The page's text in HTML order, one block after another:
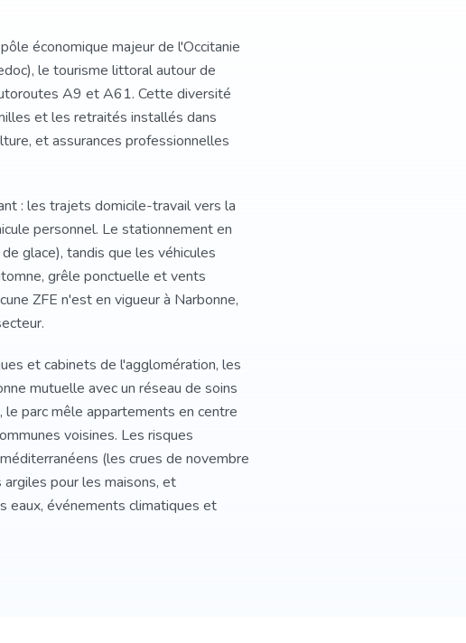
économique majeur de l'Occitanie
le tourisme littoral autour de
A9 et A61. Cette diversité
et les retraités installés dans
et assurances professionnelles
: les trajets domicile-travail vers la
personnel. Le stationnement en
glace), tandis que les véhicules
grêle ponctuelle et vents
ZFE n'est en vigueur à Narbonne,
et cabinets de l'agglomération, les
mutuelle avec un réseau de soins
parc mêle appartements en centre
voisines. Les risques
(les crues de novembre
pour les maisons, et
eaux, événements climatiques et